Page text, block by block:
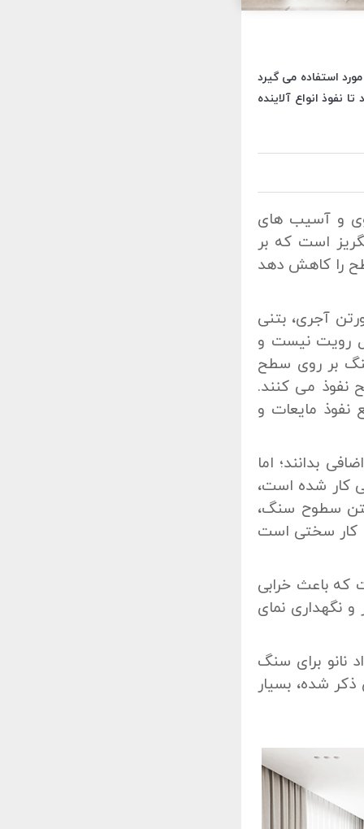
استفاده می گیرد
انواع آلاینده
و آسیب های
است که بر
را کاهش دهد
آجری، بتنی
رویت نیست و
بر روی سطح
نفوذ می کنند.
نفوذ مایعات و
بدانند؛ اما
کار شده است،
سطوح سنگ،
کار سختی است
که باعث خرابی
نگهداری نمای
نانو برای سنگ
شده، بسیار